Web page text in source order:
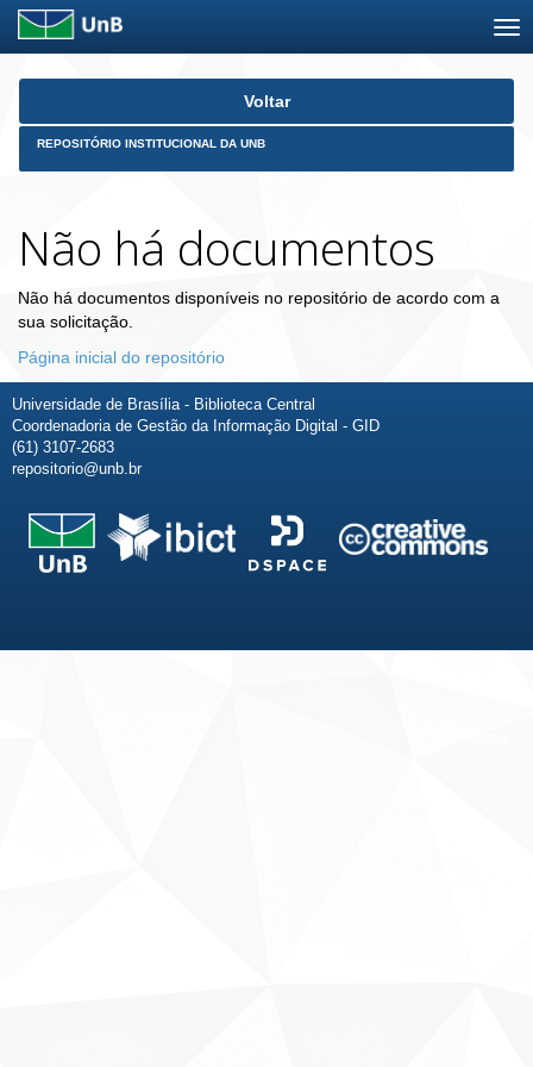
Skip
Voltar
REPOSITÓRIO INSTITUCIONAL DA UNB
Não há documentos
Não há documentos disponíveis no repositório de acordo com a
sua solicitação.
Página inicial do repositório
Universidade de Brasília - Biblioteca Central
Coordenadoria de Gestão da Informação Digital - GID
(61) 3107-2683
repositorio@unb.br